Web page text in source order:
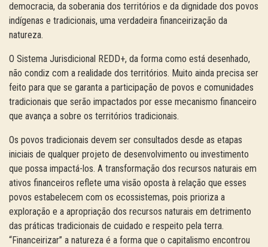
democracia, da soberania dos territórios e da dignidade dos povos
indígenas e tradicionais, uma verdadeira financeirização da
natureza.
O Sistema Jurisdicional REDD+, da forma como está desenhado,
não condiz com a realidade dos territórios. Muito ainda precisa ser
feito para que se garanta a participação de povos e comunidades
tradicionais que serão impactados por esse mecanismo financeiro
que avança a sobre os territórios tradicionais.
Os povos tradicionais devem ser consultados desde as etapas
iniciais de qualquer projeto de desenvolvimento ou investimento
que possa impactá-los. A transformação dos recursos naturais em
ativos financeiros reflete uma visão oposta à relação que esses
povos estabelecem com os ecossistemas, pois prioriza a
exploração e a apropriação dos recursos naturais em detrimento
das práticas tradicionais de cuidado e respeito pela terra.
“Financeirizar” a natureza é a forma que o capitalismo encontrou